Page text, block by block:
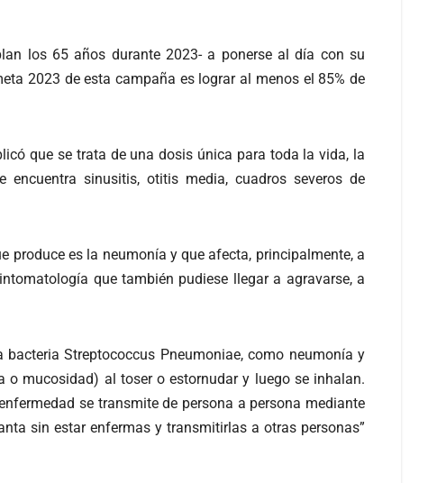
los 65 años durante 2023- a ponerse al día con su
2023 de esta campaña es lograr al menos el 85% de
que se trata de una dosis única para toda la vida, la
sinusitis, otitis media, cuadros severos de
produce es la neumonía y que afecta, principalmente, a
que también pudiese llegar a agravarse, a
Streptococcus Pneumoniae, como neumonía y
o mucosidad) al toser o estornudar y luego se inhalan.
se transmite de persona a persona mediante
sin estar enfermas y transmitirlas a otras personas”